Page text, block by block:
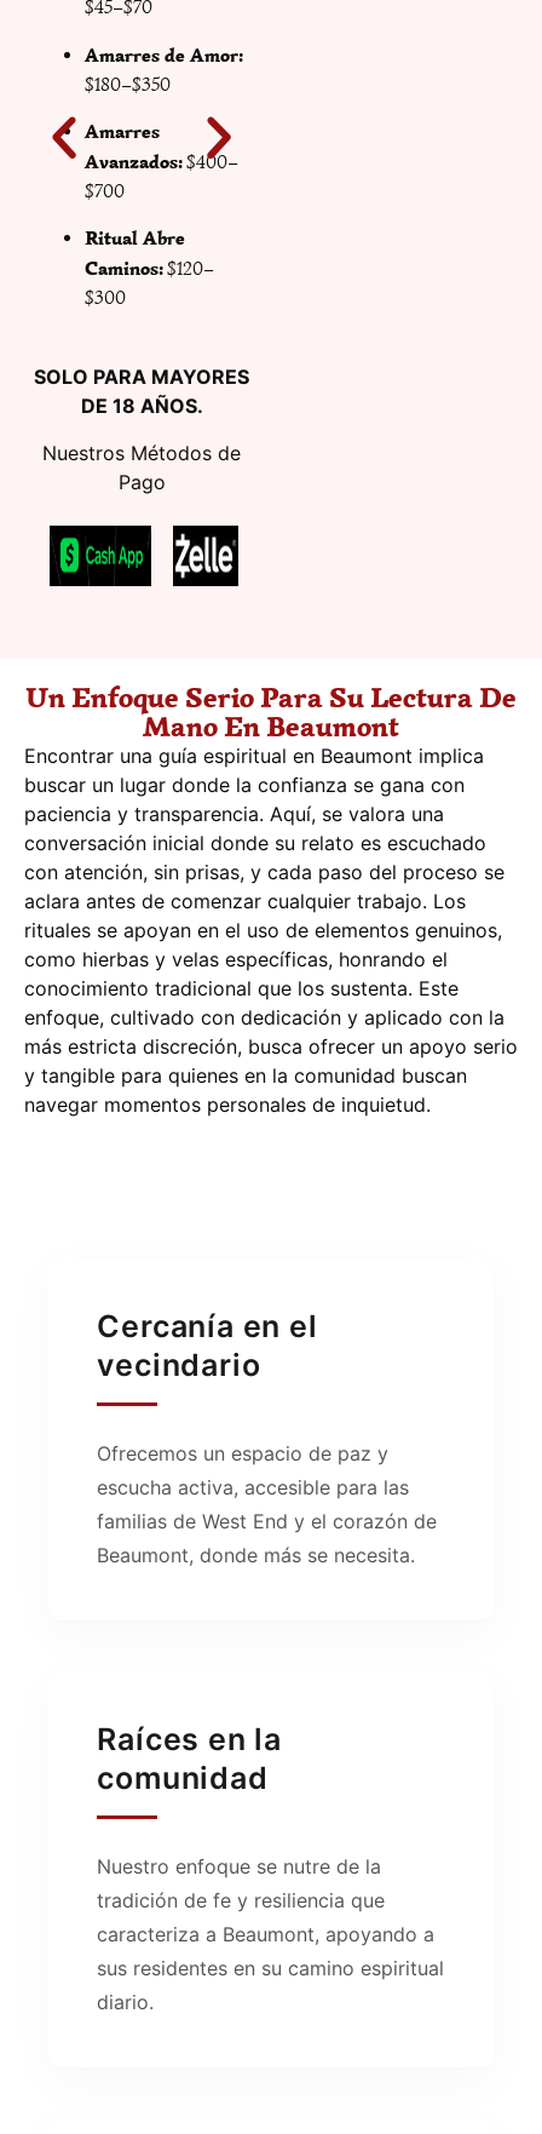
$45–$70
Amarres de Amor:
$180–$350
Amarres
Avanzados:$400–
$700
Ritual Abre
Caminos:$120–
$300
SOLO PARA MAYORES
DE 18 AÑOS.
Nuestros Métodos de
Pago
Un Enfoque Serio Para Su Lectura De
Mano En Beaumont
Encontrar una guía espiritual en Beaumont implica
buscar un lugar donde la confianza se gana con
paciencia y transparencia. Aquí, se valora una
conversación inicial donde su relato es escuchado
con atención, sin prisas, y cada paso del proceso se
aclara antes de comenzar cualquier trabajo. Los
rituales se apoyan en el uso de elementos genuinos,
como hierbas y velas específicas, honrando el
conocimiento tradicional que los sustenta. Este
enfoque, cultivado con dedicación y aplicado con la
más estricta discreción, busca ofrecer un apoyo serio
y tangible para quienes en la comunidad buscan
navegar momentos personales de inquietud.
Cercanía en el
vecindario
Ofrecemos un espacio de paz y
escucha activa, accesible para las
familias de West End y el corazón de
Beaumont, donde más se necesita.
Raíces en la
comunidad
Nuestro enfoque se nutre de la
tradición de fe y resiliencia que
caracteriza a Beaumont, apoyando a
sus residentes en su camino espiritual
diario.